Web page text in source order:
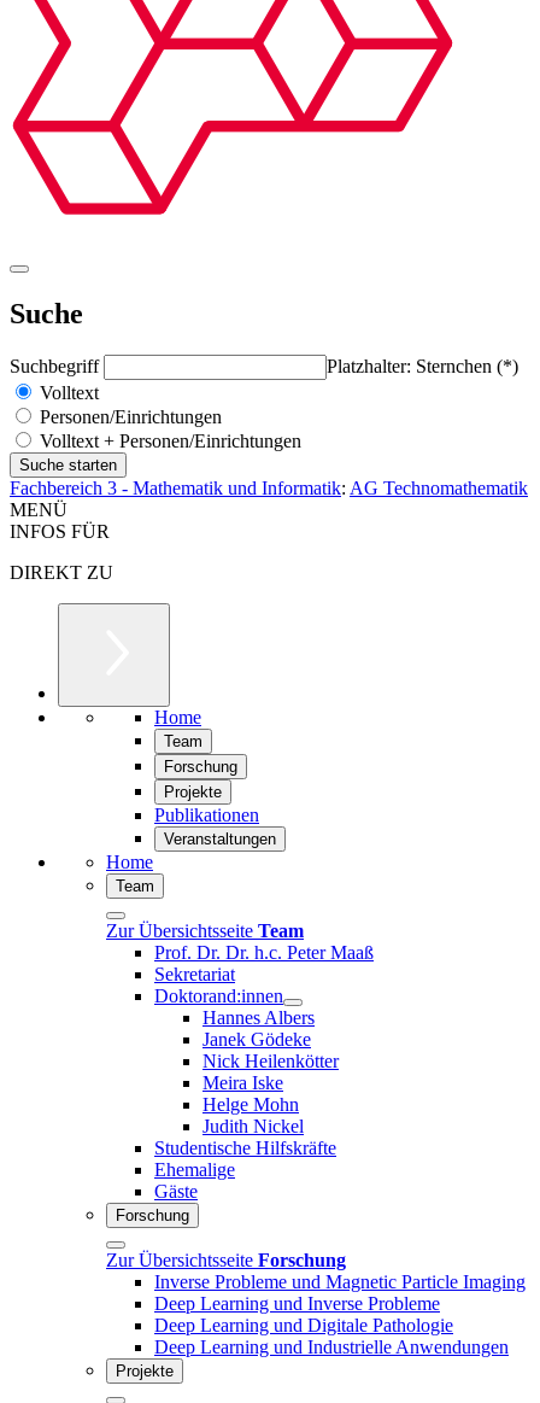
Suche
Suchbegriff
Platzhalter: Sternchen (*)
Volltext
Personen/Einrichtungen
Volltext + Personen/Einrichtungen
Fachbereich 3 - Mathematik und Informatik: AG Technomathematik
MENÜ
INFOS FÜR
DIREKT ZU
Home
Team
Forschung
Projekte
Publikationen
Veranstaltungen
Home
Team
Zur Übersichtsseite Team
Prof. Dr. Dr. h.c. Peter Maaß
Sekretariat
Doktorand:innen
Hannes Albers
Janek Gödeke
Nick Heilenkötter
Meira Iske
Helge Mohn
Judith Nickel
Studentische Hilfskräfte
Ehemalige
Gäste
Forschung
Zur Übersichtsseite Forschung
Inverse Probleme und Magnetic Particle Imaging
Deep Learning und Inverse Probleme
Deep Learning und Digitale Pathologie
Deep Learning und Industrielle Anwendungen
Projekte